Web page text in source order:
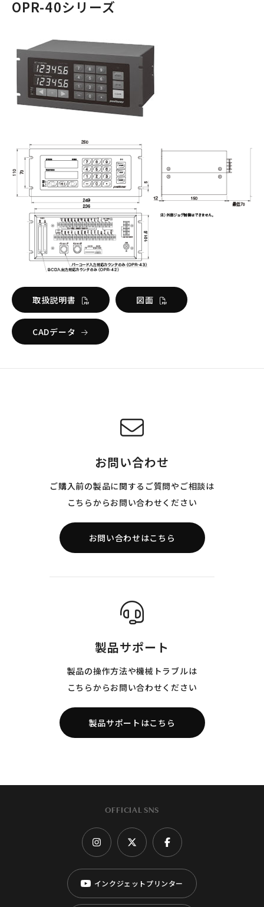
OPR-40シリーズ
取扱説明書 図面
CADデータ
お問い合わせ
ご購入前の製品に関するご質問やご相談は
こちらからお問い合わせください
お問い合わせはこちら
製品サポート
製品の操作方法や機械トラブルは
こちらからお問い合わせください
製品サポートはこちら
OFFICIAL SNS
インクジェットプリンター